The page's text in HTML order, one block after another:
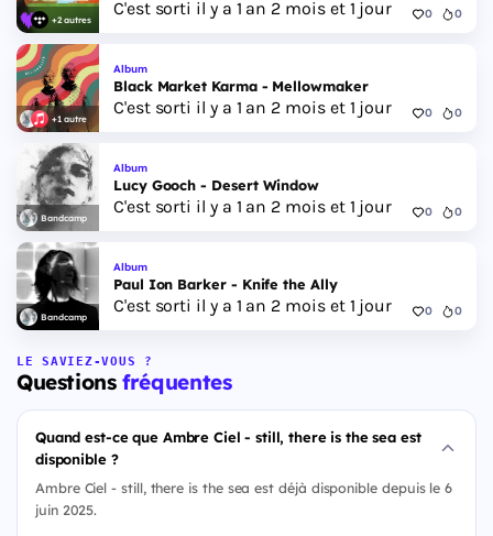
+2 autres
C'est sorti il y a 1 an 2 mois et 1 jour 0 0
+1 autre
Album
Black Market Karma - Mellowmaker
C'est sorti il y a 1 an 2 mois et 1 jour 0 0
Bandcamp
Album
Lucy Gooch - Desert Window
C'est sorti il y a 1 an 2 mois et 1 jour 0 0
Bandcamp
Album
Paul Ion Barker - Knife the Ally
C'est sorti il y a 1 an 2 mois et 1 jour 0 0
LE SAVIEZ-VOUS ?
Questionsfréquentes
Quand est-ce que Ambre Ciel - still, there is the sea est
disponible ?
Ambre Ciel - still, there is the sea est déjà disponible depuis le 6
juin 2025.